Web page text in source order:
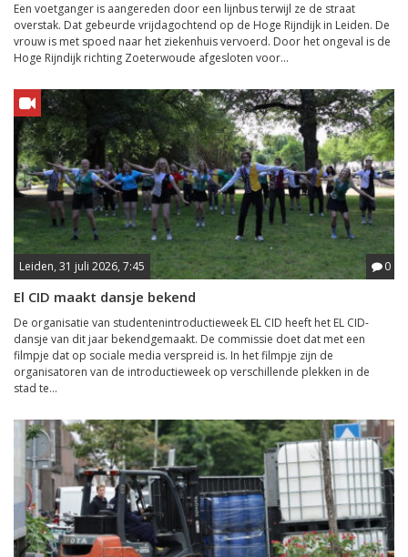
Een voetganger is aangereden door een lijnbus terwijl ze de straat
overstak. Dat gebeurde vrijdagochtend op de Hoge Rijndijk in Leiden. De
vrouw is met spoed naar het ziekenhuis vervoerd. Door het ongeval is de
Hoge Rijndijk richting Zoeterwoude afgesloten voor...
Leiden, 31 juli 2026, 7:45 0
El CID maakt dansje bekend
De organisatie van studentenintroductieweek EL CID heeft het EL CID-
dansje van dit jaar bekendgemaakt. De commissie doet dat met een
filmpje dat op sociale media verspreid is. In het filmpje zijn de
organisatoren van de introductieweek op verschillende plekken in de
stad te...